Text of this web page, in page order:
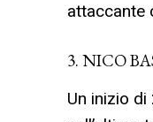
attaccante
3. NICO
Un inizio di